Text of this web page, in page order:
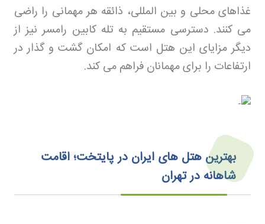
غذاهای محلی و بین المللی، ذائقه هر مهمانی را راضی
می کنند. دسترسی مستقیم به تله کابین رامسر نیز از
دیگر مزایای این هتل است که امکان گشت و گذار در
ارتفاعات را برای مهمانان فراهم می کند.
بهترین هتل های ایران در پایتخت؛ اقامت
شاهانه در تهران